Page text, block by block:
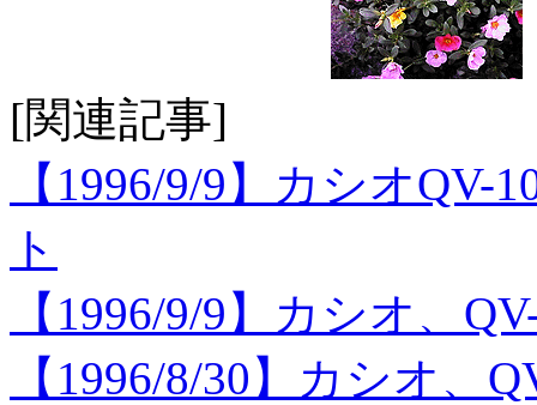
[関連記事]
【1996/9/9】カシオ
ト
【1996/9/9】カシオ、
【1996/8/30】カシオ、